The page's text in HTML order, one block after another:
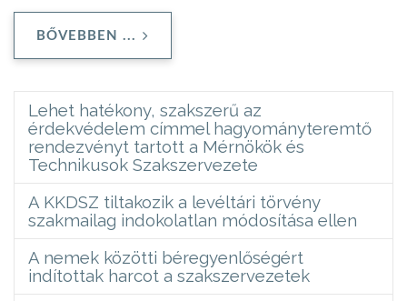
BŐVEBBEN ...
Lehet hatékony, szakszerű az
érdekvédelem címmel hagyományteremtő
rendezvényt tartott a Mérnökök és
Technikusok Szakszervezete
A KKDSZ tiltakozik a levéltári törvény
szakmailag indokolatlan módosítása ellen
A nemek közötti béregyenlőségért
indítottak harcot a szakszervezetek